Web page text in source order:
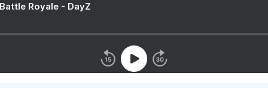
Royale - DayZ